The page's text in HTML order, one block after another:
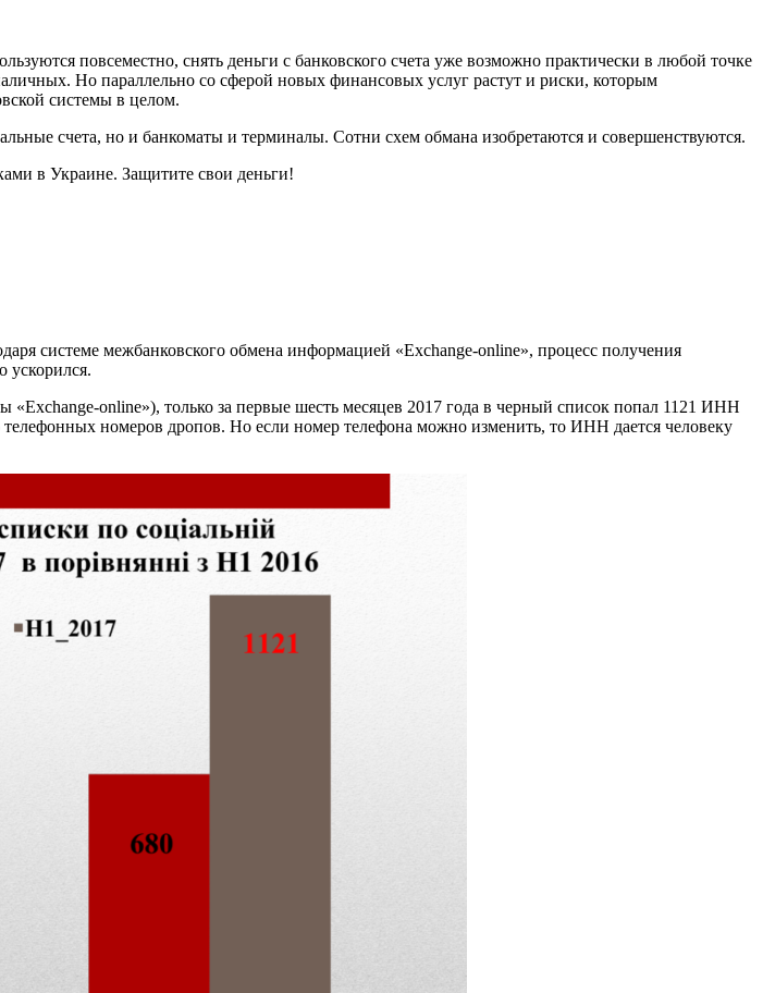
повсеместно, снять деньги с банковского счета уже возможно практически в любой точке
Но параллельно со сферой новых финансовых услуг растут и риски, которым
системы в целом.
счета, но и банкоматы и терминалы. Сотни схем обмана изобретаются и совершенствуются.
в Украине. Защитите свои деньги!
системе межбанковского обмена информацией «Exchange-online», процесс получения
ускорился.
online»), только за первые шесть месяцев 2017 года в черный список попал 1121 ИНН
номеров дропов. Но если номер телефона можно изменить, то ИНН дается человеку